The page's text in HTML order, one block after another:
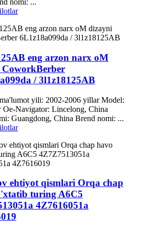
nomi: ...
eng arzon narx oM
/ 3l1z18125AB
yili: 2002-2006 yillar Model:
Oe-Navigator: Lincelong, China
Guangdong, China Brend nomi: ...
ehtiyot qismlari Orqa chap
turing A6C5
4Z7616051a